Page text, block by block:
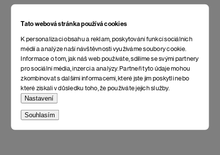
Tato webová stránka používá cookies
K personalizaci obsahu a reklam, poskytování funkcí sociálních
médií a analýze naší návštěvnosti využíváme soubory cookie.
Informace o tom, jak náš web používáte, sdílíme se svými partnery
pro sociální média, inzerci a analýzy. Partneři tyto údaje mohou
zkombinovat s dalšími informacemi, které jste jim poskytli nebo
které získali v důsledku toho, že používáte jejich služby.
Nastavení
Souhlasím